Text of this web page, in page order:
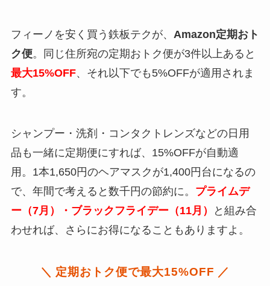
フィーノを安く買う鉄板テクが、 Amazon定期おト
ク便。同じ住所宛の定期おトク便が3件以上あると
最大15%OFF、それ以下でも5%OFFが適用されま
す。
シャンプー・洗剤・コンタクトレンズなどの日用
品も一緒に定期便にすれば、15%OFFが自動適
用。1本1,650円のヘアマスクが1,400円台になるの
で、年間で考えると数千円の節約に。 プライムデ
ー（7月）・ブラックフライデー（11月）
と組み合
わせれば、さらにお得になることもありますよ。
＼ 定期おトク便で最大15%OFF ／